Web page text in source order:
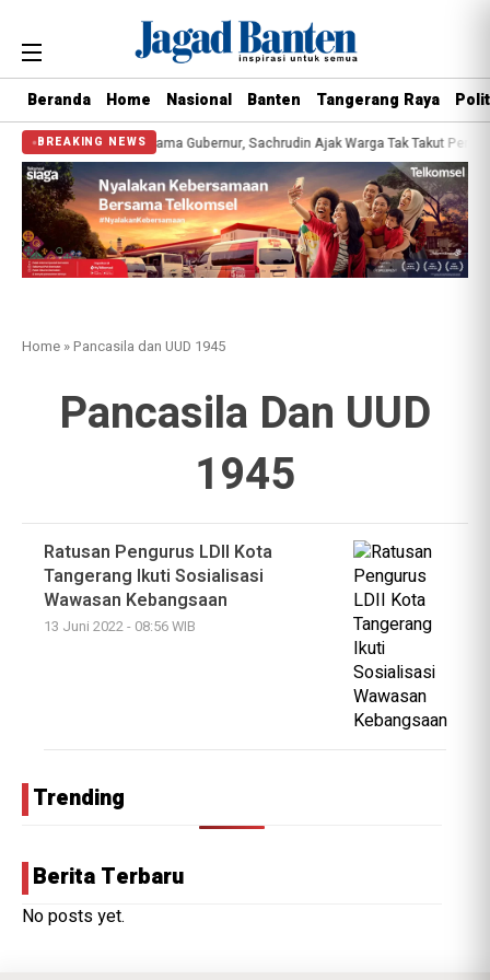
Beranda Home Nasional Banten Tangerang Raya
BREAKING NEWS
Kesehatan Gratis Bersama Gubernur, Sachrudin Ajak Warga Tak Takut Periksa
Home »Pancasila dan UUD 1945
Pancasila Dan UUD
1945
Ratusan Pengurus LDII Kota
Tangerang Ikuti Sosialisasi
Wawasan Kebangsaan
13 Juni 2022 - 08:56 WIB
Trending
Berita Terbaru
No posts yet.